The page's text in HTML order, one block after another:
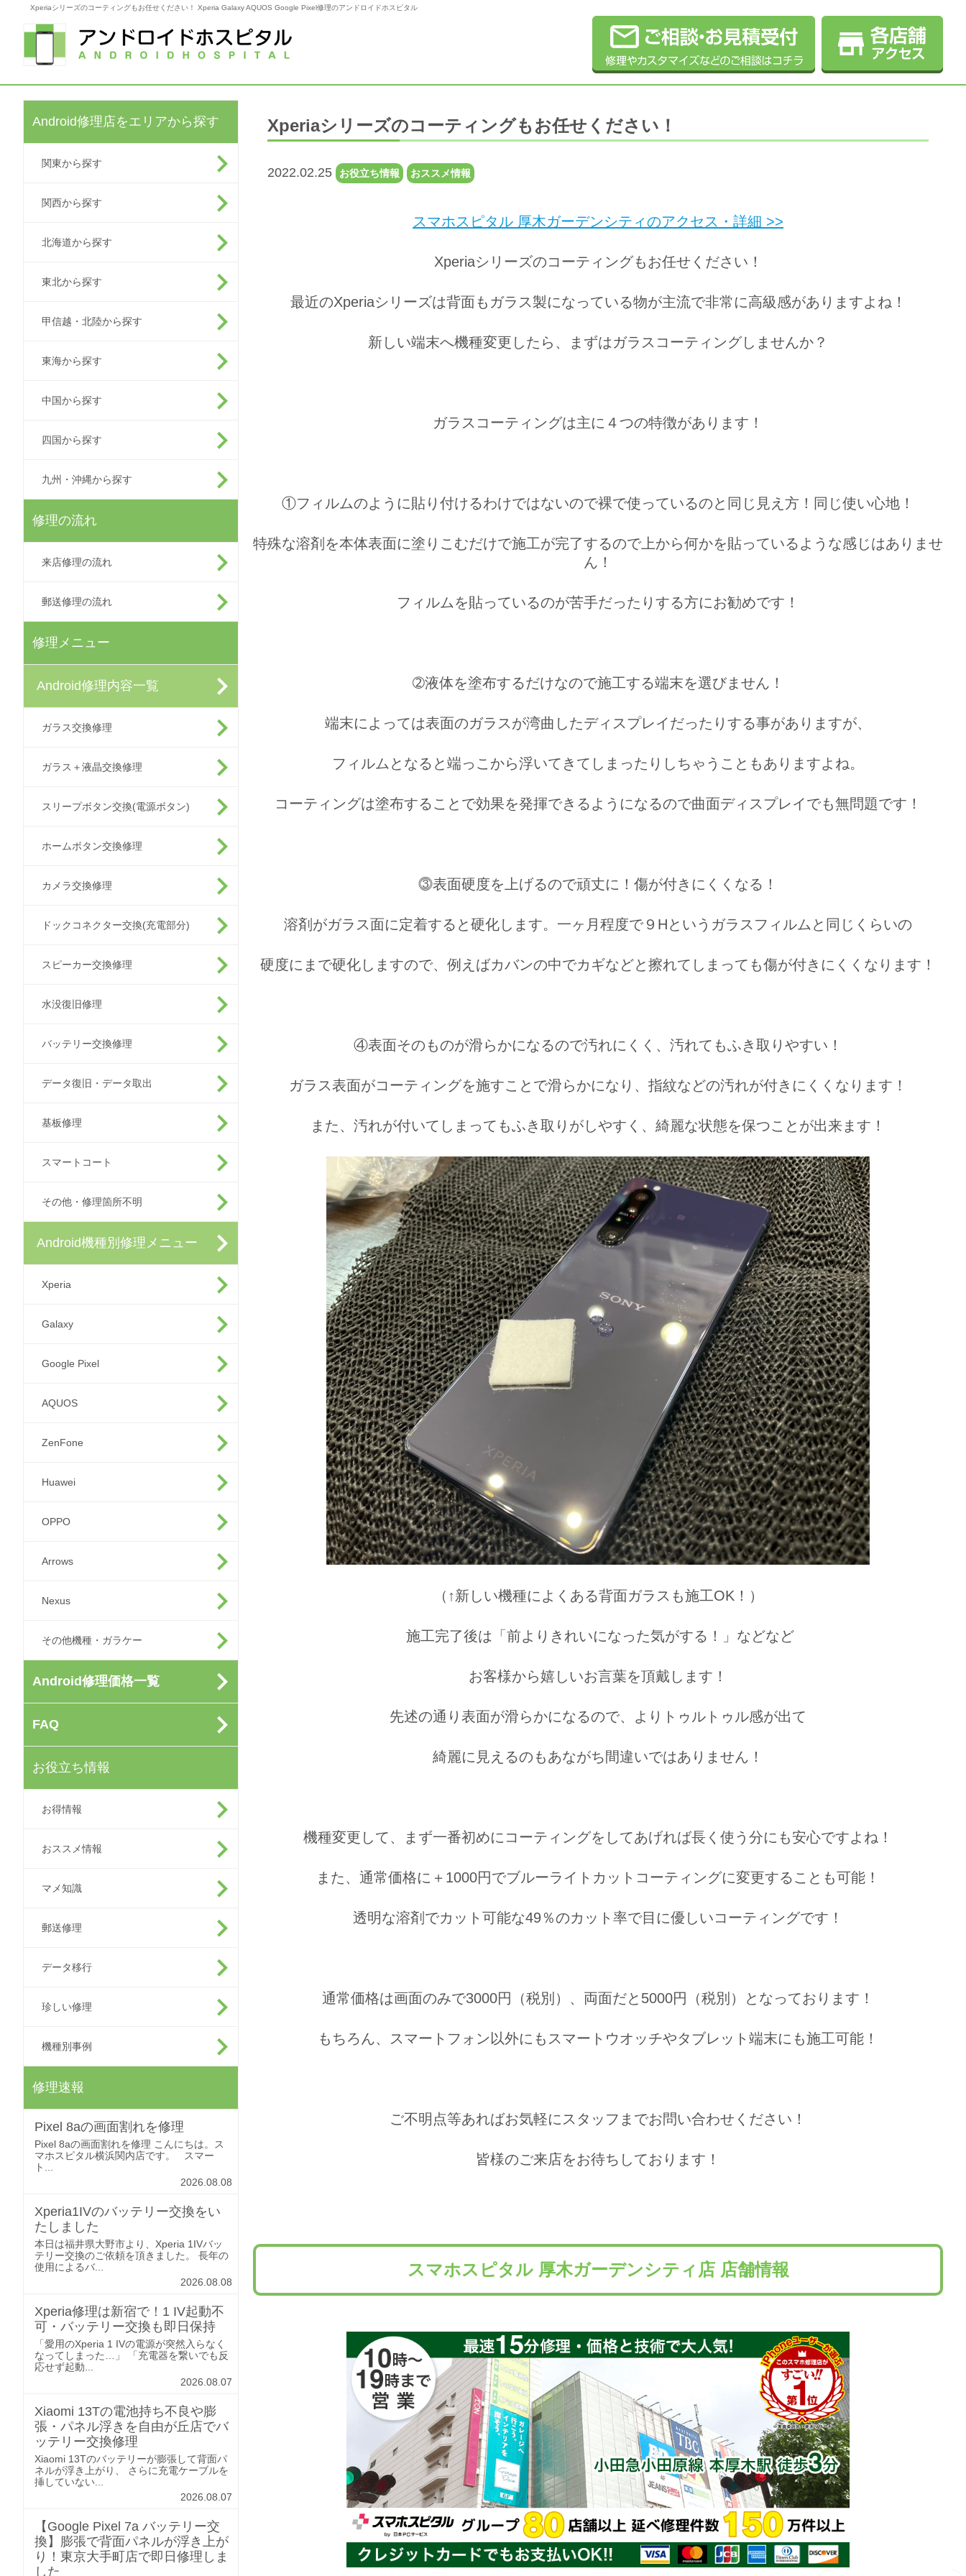
Xperiaシリーズのコーティングもお任せください！ Xperia Galaxy AQUOS Google Pixel修理のアンドロイドホスピタル
Android修理店をエリアから探す
関東から探す
関西から探す
北海道から探す
東北から探す
甲信越・北陸から探す
東海から探す
中国から探す
四国から探す
九州・沖縄から探す
修理の流れ
来店修理の流れ
郵送修理の流れ
修理メニュー
Android修理内容一覧
ガラス交換修理
ガラス＋液晶交換修理
スリープボタン交換(電源ボタン)
ホームボタン交換修理
カメラ交換修理
ドックコネクター交換(充電部分)
スピーカー交換修理
水没復旧修理
バッテリー交換修理
データ復旧・データ取出
基板修理
スマートコート
その他・修理箇所不明
Android機種別修理メニュー
Xperia
Galaxy
Google Pixel
AQUOS
ZenFone
Huawei
OPPO
Arrows
Nexus
その他機種・ガラケー
Android修理価格一覧
FAQ
お役立ち情報
お得情報
おススメ情報
マメ知識
郵送修理
データ移行
珍しい修理
機種別事例
修理速報
Pixel 8aの画面割れを修理
Pixel 8aの画面割れを修理 こんにちは。ス
マホスピタル横浜関内店です。 スマー
ト...
2026.08.08
Xperia1IVのバッテリー交換をい
たしました
本日は福井県大野市より、Xperia 1IVバッ
テリー交換のご依頼を頂きました。 長年の
使用によるバ...
2026.08.08
Xperia修理は新宿で！1 IV起動不
可・バッテリー交換も即日保持
「愛用のXperia 1 IVの電源が突然入らなく
なってしまった…」 「充電器を繋いでも反
応せず起動...
2026.08.07
Xiaomi 13Tの電池持ち不良や膨
張・パネル浮きを自由が丘店でバ
ッテリー交換修理
Xiaomi 13Tのバッテリーが膨張して背面パ
ネルが浮き上がり、 さらに充電ケーブルを
挿していない...
2026.08.07
【Google Pixel 7a バッテリー交
換】膨張で背面パネルが浮き上が
り！東京大手町店で即日修理しま
した
Xperiaシリーズのコーティングもお任せください！
2022.02.25 お役立ち情報 おススメ情報
スマホスピタル 厚木ガーデンシティのアクセス・詳細 >>
Xperiaシリーズのコーティングもお任せください！
最近のXperiaシリーズは背面もガラス製になっている物が主流で非常に高級感がありますよね！
新しい端末へ機種変更したら、まずはガラスコーティングしませんか？
ガラスコーティングは主に４つの特徴があります！
①フィルムのように貼り付けるわけではないので裸で使っているのと同じ見え方！同じ使い心地！
特殊な溶剤を本体表面に塗りこむだけで施工が完了するので上から何かを貼っているような感じはありませ
ん！
フィルムを貼っているのが苦手だったりする方にお勧めです！
➁液体を塗布するだけなので施工する端末を選びません！
端末によっては表面のガラスが湾曲したディスプレイだったりする事がありますが、
フィルムとなると端っこから浮いてきてしまったりしちゃうこともありますよね。
コーティングは塗布することで効果を発揮できるようになるので曲面ディスプレイでも無問題です！
⓷表面硬度を上げるので頑丈に！傷が付きにくくなる！
溶剤がガラス面に定着すると硬化します。一ヶ月程度で９Hというガラスフィルムと同じくらいの
硬度にまで硬化しますので、例えばカバンの中でカギなどと擦れてしまっても傷が付きにくくなります！
④表面そのものが滑らかになるので汚れにくく、汚れてもふき取りやすい！
ガラス表面がコーティングを施すことで滑らかになり、指紋などの汚れが付きにくくなります！
また、汚れが付いてしまってもふき取りがしやすく、綺麗な状態を保つことが出来ます！
（↑新しい機種によくある背面ガラスも施工OK！）
施工完了後は「前よりきれいになった気がする！」などなど
お客様から嬉しいお言葉を頂戴します！
先述の通り表面が滑らかになるので、よりトゥルトゥル感が出て
綺麗に見えるのもあながち間違いではありません！
機種変更して、まず一番初めにコーティングをしてあげれば長く使う分にも安心ですよね！
また、通常価格に＋1000円でブルーライトカットコーティングに変更することも可能！
透明な溶剤でカット可能な49％のカット率で目に優しいコーティングです！
通常価格は画面のみで3000円（税別）、両面だと5000円（税別）となっております！
もちろん、スマートフォン以外にもスマートウオッチやタブレット端末にも施工可能！
ご不明点等あればお気軽にスタッフまでお問い合わせください！
皆様のご来店をお待ちしております！
スマホスピタル 厚木ガーデンシティ店 店舗情報